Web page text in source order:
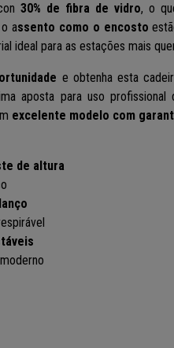
30% de fibra de vidro, o
assento como o encosto
ideal para as estações mais
e obtenha esta
aposta para uso
excelente modelo com
de altura